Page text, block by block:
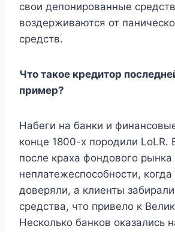
свои депонированные
воздерживаются от
средств.
Что такое кредитор
пример?
Набеги на банки и
конце 1800-х породили LoLR.
после краха фондового рынка
неплатежеспособности,
доверяли, а клиенты
средства, что привело к
Несколько банков оказались